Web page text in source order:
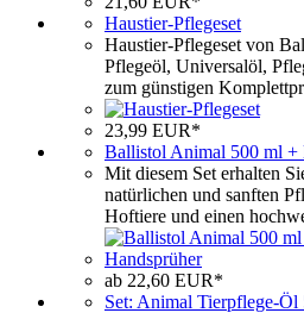
Haustier-Pflegeset
Haustier-Pflegeset von
Pflegeöl, Universalöl,
zum günstigen
23,99 EUR*
Ballistol Animal 500 ml +
Mit diesem Set erhalten
natürlichen und sanften
Hoftiere und einen
ab 22,60 EUR*
Set: Animal Tierpflege-